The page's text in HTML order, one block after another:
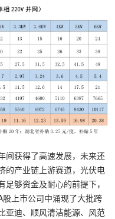
间获得了高速发展，未来还
的产业链上游赛道，光伏电
够资金及耐心的前提下，
上市公司中涌现了大批跨
亚迪、顺风清洁能源、风范